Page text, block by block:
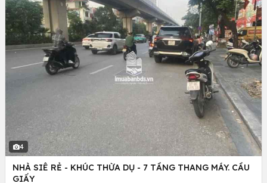
4
NHÀ SIÊ RẺ - KHÚC THỪA DỤ - 7 TẦNG THANG MÁY. CẦU
GIẤY